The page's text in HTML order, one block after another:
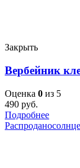
Закрыть
Вербейник
Оценка 0 из 5
490 руб.
Подробнее
Распроданосолнце